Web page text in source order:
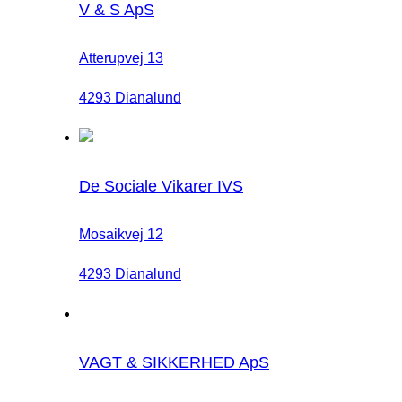
V & S ApS
Atterupvej 13
4293 Dianalund
De Sociale Vikarer IVS
Mosaikvej 12
4293 Dianalund
VAGT & SIKKERHED ApS